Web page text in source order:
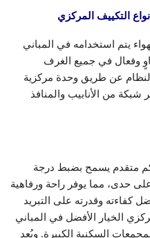
التكييف المركزي
يتم استخدامه في المباني
وفعال في جميع الغرف
عن طريق وحدة مركزية
شبكة من الأنابيب والمنافذ
متقدم يسمح بضبط درجة
حدى، مما يوفر راحة ورفاهية
كفاءته وقدرته على التبريد
الخيار الأفضل في المباني
السكنية الكبيرة. ويُعد